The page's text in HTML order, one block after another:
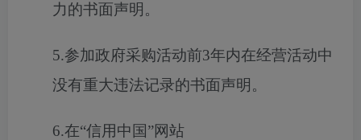
力的书面声明。
5.参加政府采购活动前3年内在经营活动中
没有重大违法记录的书面声明。
6.在“信用中国”网站